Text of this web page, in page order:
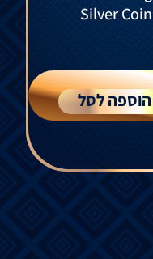
Silver
הוספה לסל